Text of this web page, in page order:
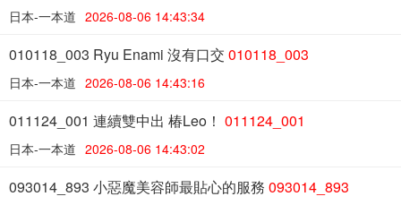
日本-一本道 2026-08-06 14:43:34
010118_003 Ryu Enami 沒有口交 010118_003
日本-一本道 2026-08-06 14:43:16
011124_001 連續雙中出 椿Leo！ 011124_001
日本-一本道 2026-08-06 14:43:02
093014_893 小惡魔美容師最貼心的服務 093014_893